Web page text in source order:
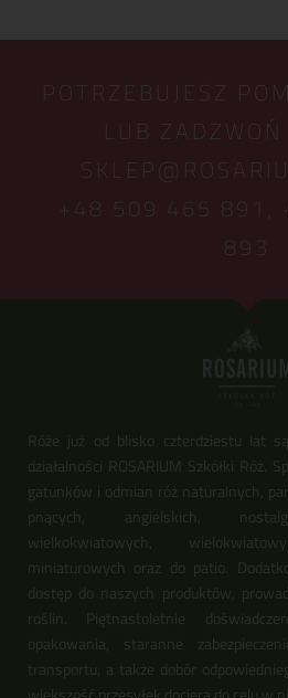
POTRZEBUJESZ
LUB ZADZWOŃ
+48 509 465 891,
893
Róże już od blisko czterdziestu lat
działalności ROSARIUM Szkółki Róż.
gatunków i odmian róż naturalnych,
pnących, angielskich,
wielkokwiatowych,
miniaturowych oraz do patio.
dostęp do naszych produktów,
roślin. Piętnastoletnie
opakowania, staranne
transportu, a także dobór